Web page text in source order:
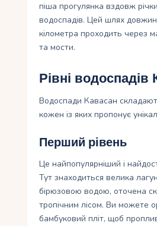
піша прогулянка вздовж
водоспадів. Цей шлях
кілометра проходить через
та мости.
Рівні водоспадів
Водоспади Кавасан
кожен із яких пропонує
Перший рівень
Це найпопулярніший і
Тут знаходиться велика
бірюзовою водою, оточена
тропічним лісом. Ви можете
бамбуковий пліт, щоб